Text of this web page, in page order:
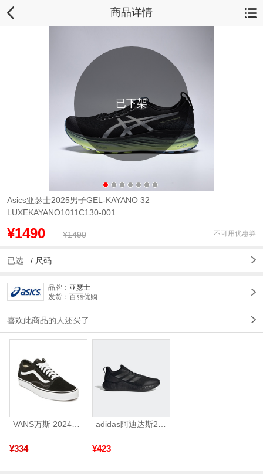
商品详情
已下架
Asics亚瑟士2025男子GEL-KAYANO 32
LUXEKAYANO1011C130-001
¥1490 ¥1490 不可用优惠券
已选 / 尺码
品牌： 亚瑟士
发货：百丽优购
喜欢此商品的人还买了
VANS万斯 2024年新款中性OldSkool帆布鞋/硫化鞋VN000D3HY28（延续款）
¥334 ¥423